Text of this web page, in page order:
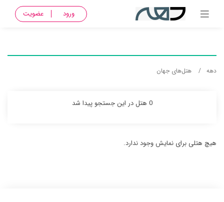
ورود عضویت
دهه هتل‌های جهان
0 هتل در این جستجو پیدا شد
هیچ هتلی برای نمایش وجود ندارد.